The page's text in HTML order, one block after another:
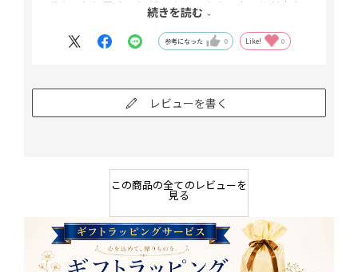
ずゆったり履くことができています。ホールド力も
続きを読む
参考になった 0 Like! 0
レビューを書く
この商品の全てのレビューを
見る